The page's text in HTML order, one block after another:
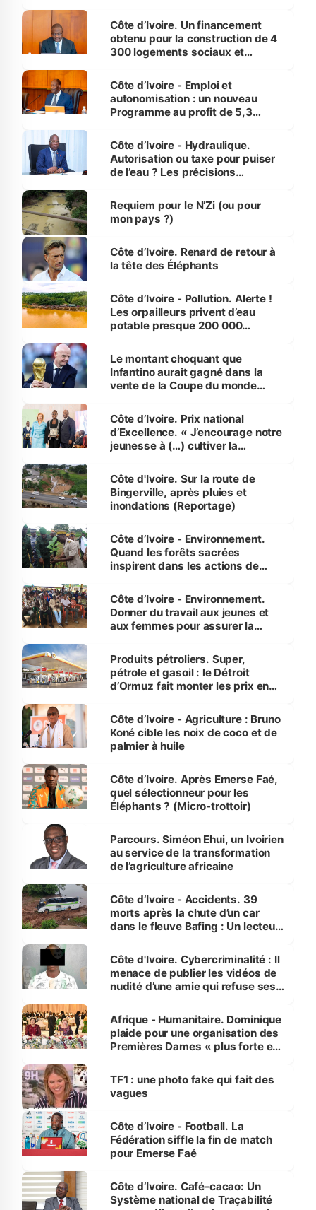
Côte d’Ivoire. Un financement
obtenu pour la construction de 4
300 logements sociaux et
et Yamoussoukro
Côte d’Ivoire - Emploi et
autonomisation : un nouveau
Programme au profit de 5,3
Côte d’Ivoire - Hydraulique.
Autorisation ou taxe pour puiser
de l’eau ? Les précisions
Requiem pour le N’Zi (ou pour
mon pays ?)
Côte d’Ivoire. Renard de retour à
la tête des Éléphants
Côte d’Ivoire - Pollution. Alerte !
Les orpailleurs privent d’eau
potable presque 200 000
Le montant choquant que
Infantino aurait gagné dans la
vente de la Coupe du monde
Côte d’Ivoire. Prix national
d’Excellence. « J’encourage notre
jeunesse à (…) cultiver la
(Alassane Ouattara
Côte d'Ivoire. Sur la route de
Bingerville, après pluies et
inondations (Reportage)
Côte d’Ivoire - Environnement.
Quand les forêts sacrées
inspirent dans les actions de
Côte d’Ivoire - Environnement.
Donner du travail aux jeunes et
aux femmes pour assurer la
menacées
Produits pétroliers. Super,
pétrole et gasoil : le Détroit
d’Ormuz fait monter les prix en
Côte d’Ivoire - Agriculture : Bruno
Koné cible les noix de coco et de
palmier à huile
Côte d’Ivoire. Après Emerse Faé,
quel sélectionneur pour les
Éléphants ? (Micro-trottoir)
Parcours. Siméon Ehui, un Ivoirien
au service de la transformation
de l’agriculture africaine
Côte d’Ivoire - Accidents. 39
morts après la chute d’un car
dans le fleuve Bafing : Un lecteur
des Transports
Côte d'Ivoire. Cybercriminalité : Il
menace de publier les vidéos de
nudité d’une amie qui refuse ses
Afrique - Humanitaire. Dominique
plaide pour une organisation des
Premières Dames « plus forte et
sur la scène internationale »
TF1 : une photo fake qui fait des
vagues
Côte d’Ivoire - Football. La
Fédération siffle la fin de match
pour Emerse Faé
Côte d’Ivoire. Café-cacao: Un
Système national de Traçabilité